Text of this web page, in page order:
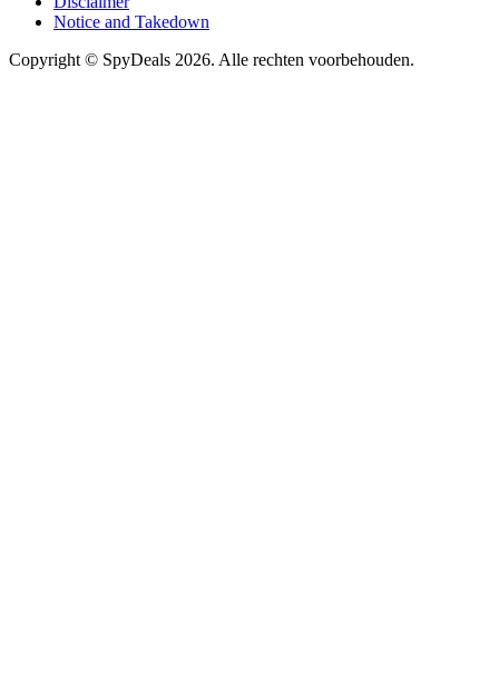
Notice and Takedown
Copyright © SpyDeals 2026. Alle rechten voorbehouden.